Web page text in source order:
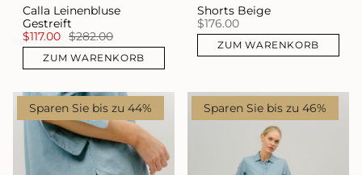
Calla Leinenbluse
Gestreift
$117.00 $282.00
ZUM WARENKORB
Shorts Beige
$176.00
ZUM WARENKORB
Sparen Sie bis zu 44% Sparen Sie bis zu 46%